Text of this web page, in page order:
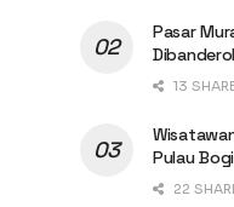
Pasar
13
Pulau
22